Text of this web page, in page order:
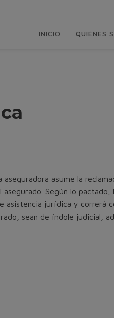
INICIO QUIÉNES
asume la
Según lo pactado,
asistencia jurídica y correrá
sean de índole judicial,